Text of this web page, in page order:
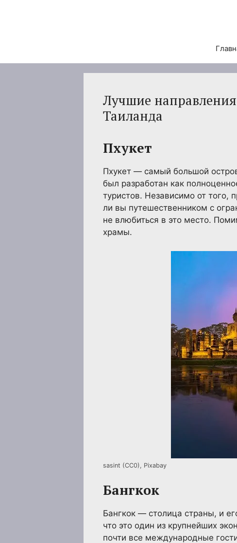
Лучшие
Таиланда
Пхукет
Пхукет — самый большой
был разработан как
туристов. Независимо от того,
ли вы путешественником с
не влюбиться в это место.
храмы.
sasint (CC0), Pixabay
Бангкок
Бангкок — столица страны, и
что это один из крупнейших
почти все международные